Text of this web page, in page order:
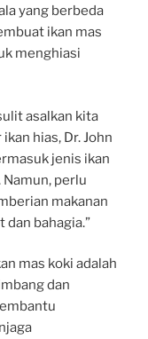
yang berbeda
ikan mas
menghiasi
asalkan kita
hias, Dr. John
jenis ikan
perlu
makanan
bahagia.”
mas koki adalah
dan